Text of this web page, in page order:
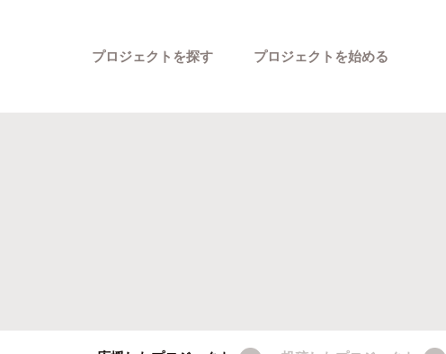
プロジェクトを探す プロジェクトを始める